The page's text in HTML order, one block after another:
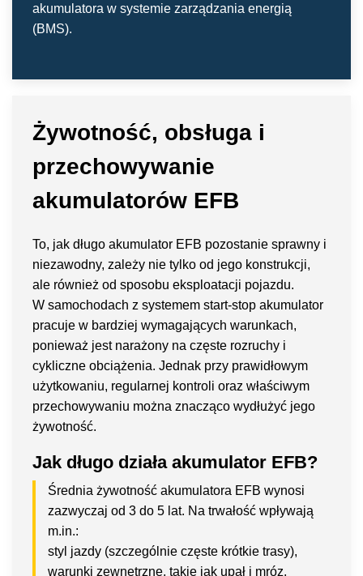
akumulatora w systemie zarządzania energią
(BMS).
Żywotność, obsługa i
przechowywanie
akumulatorów EFB
To, jak długo akumulator EFB pozostanie sprawny i
niezawodny, zależy nie tylko od jego konstrukcji,
ale również od sposobu eksploatacji pojazdu.
W samochodach z systemem start-stop akumulator
pracuje w bardziej wymagających warunkach,
ponieważ jest narażony na częste rozruchy i
cykliczne obciążenia. Jednak przy prawidłowym
użytkowaniu, regularnej kontroli oraz właściwym
przechowywaniu można znacząco wydłużyć jego
żywotność.
Jak długo działa akumulator EFB?
Średnia żywotność akumulatora EFB wynosi
zazwyczaj od 3 do 5 lat. Na trwałość wpływają
m.in.:
styl jazdy (szczególnie częste krótkie trasy),
warunki zewnętrzne, takie jak upał i mróz,